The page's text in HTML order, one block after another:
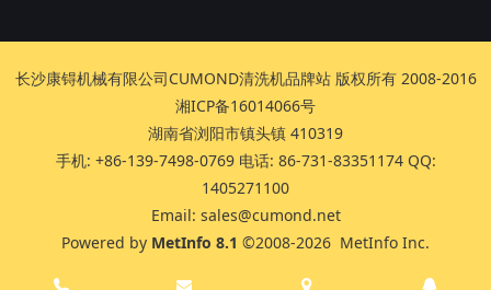
长沙康锝机械有限公司CUMOND清洗机品牌站 版权所有 2008-2016
湘ICP备16014066号
湖南省浏阳市镇头镇 410319
手机: +86-139-7498-0769 电话: 86-731-83351174 QQ:
1405271100
Email: sales@cumond.net
Powered by MetInfo 8.1 ©2008-2026 MetInfo Inc.